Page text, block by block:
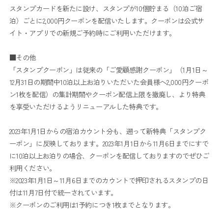
スタンプカードを新たに設け、スタンプが10個貯まる（10泊ご宿
泊）ごとに2,000円クーポンを配信いたします。クーポンは公式サ
イト・アプリでの新規ご予約時にご利用いただけます。
■その他
「スタンプクーポン」は従来の「ご愛顧感謝クーポン」（1月1日～
12月31日の期間中10泊以上お泊りいただいた会員様へ2,000円クーポ
ン1枚を配信）の集計期間やクーポン配信上限を撤廃し、より特典
を享受いただけるようリニューアルした特典です。
2023年1月1日からの宿泊カウント分も、遡って新特典「スタンプク
ーポン」に反映しております。2023年1月1日から11月6日までにすで
に10泊以上お泊りの場合、クーポンを配信しておりますのでぜひご
利用ください。
※2023年1月1日～11月6日までのカウントで押印されるスタンプの日
付は11月7日付で統一されています。
※クーポンのご利用は1予約につき1枚までとなります。